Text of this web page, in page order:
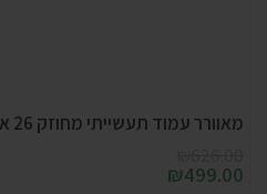
מאוורר עמוד תעשייתי מחוזק 26 אינץ’ דגם Breeze-Vent
₪499.00